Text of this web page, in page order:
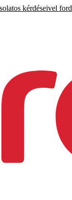
kérdéseivel